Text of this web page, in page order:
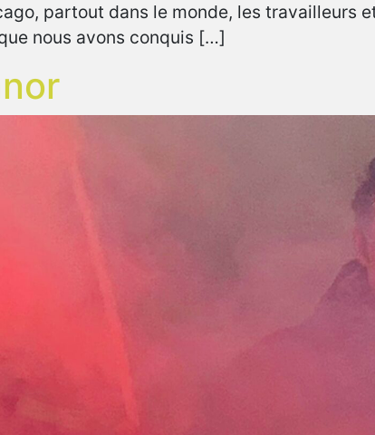
partout dans le monde, les travailleurs
nous avons conquis […]